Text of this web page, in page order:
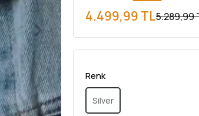
5.289,99
4.499,99 TL
Renk
Silver